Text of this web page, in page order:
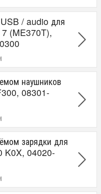
/ audio для
(ME370T),
наушников
08301-
зарядки для
K0X, 04020-